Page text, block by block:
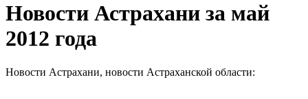
Новости Астрахани за май
2012 года
Новости Астрахани, новости Астраханской области: